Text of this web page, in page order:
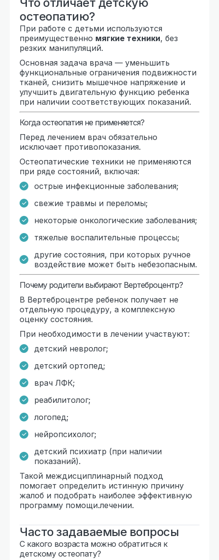
остеопатию?
При работе с детьми используются
преимущественно мягкие техники, без
резких манипуляций.
Основная задача врача — уменьшить
функциональные ограничения подвижности
тканей, снизить мышечное напряжение и
улучшить двигательную функцию ребенка
при наличии соответствующих показаний.
Когда остеопатия не применяется?
Перед лечением врач обязательно
исключает противопоказания.
Остеопатические техники не применяются
при ряде состояний, включая:
острые инфекционные заболевания;
свежие травмы и переломы;
некоторые онкологические заболевания;
тяжелые воспалительные процессы;
другие состояния, при которых ручное
воздействие может быть небезопасным.
Почему родители выбирают Вертеброцентр?
В Вертеброцентре ребенок получает не
отдельную процедуру, а комплексную
оценку состояния.
При необходимости в лечении участвуют:
детский невролог;
детский ортопед;
врач ЛФК;
реабилитолог;
логопед;
нейропсихолог;
детский психиатр (при наличии
показаний).
Такой междисциплинарный подход
помогает определить истинную причину
жалоб и подобрать наиболее эффективную
программу помощи.лечении.
Часто задаваемые вопросы
С какого возраста можно обратиться к
детскому остеопату?